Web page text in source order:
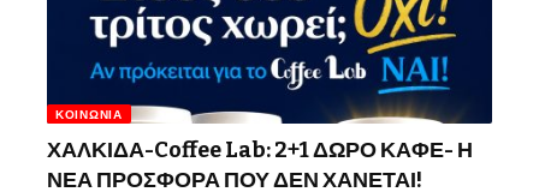
ΚΟΙΝΩΝΊΑ
ΧΑΛΚΙΔΑ-Coffee Lab: 2+1 ΔΩΡΟ ΚΑΦΕ- Η
ΝΕΑ ΠΡΟΣΦΟΡΑ ΠΟΥ ΔΕΝ ΧΑΝΕΤΑΙ!